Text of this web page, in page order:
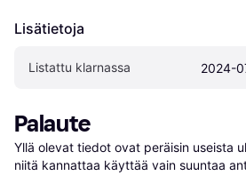
Lisätietoja
Listattu klarnassa 2024-
Palaute
Yllä olevat tiedot ovat peräisin useista
niitä kannattaa käyttää vain suuntaa